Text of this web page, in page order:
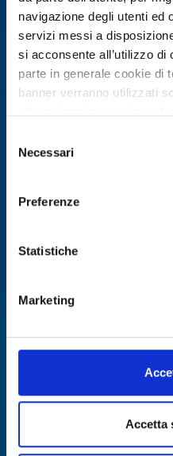
navigazione degli utenti ed
servizi messi a
si acconsente all’utilizzo di
parte in generale cookie di
banner verranno utilizzati
Per conoscere i dettagli,
https://
https://
delNecessari
Preferenze
Statistiche
Marketing
Accetta
Ricerca di tecnologia
purezza da rifiuti
ID EEN:
Scade il26